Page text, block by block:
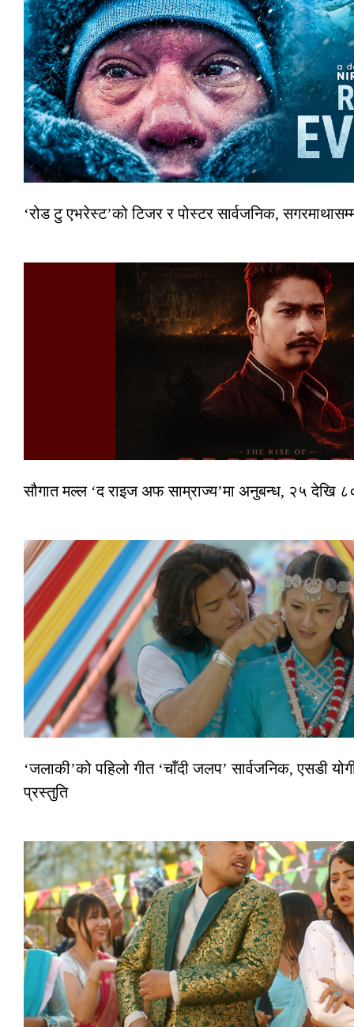
‘रोड टु एभरेस्ट’को टिजर र पोस्टर सार्वजनिक,
सौगात मल्ल ‘द राइज अफ साम्राज्य’मा अनुबन्ध, २५ देखि
‘जलाकी’को पहिलो गीत ‘चाँदी जलप’ सार्वजनिक, एसडी
प्रस्तुति